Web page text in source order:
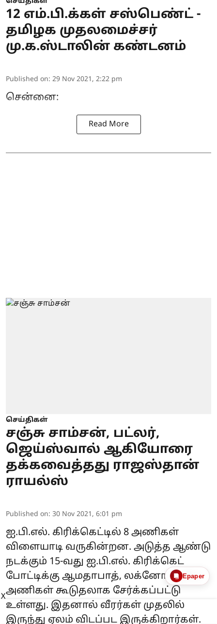
12 எம்.பி.க்கள் சஸ்பெண்ட் -
தமிழக முதலமைச்சர்
மு.க.ஸ்டாலின் கண்டனம்
Published on: 29 Nov 2021, 2:22 pm
சென்னை:
Read More
செய்திகள்
சஞ்சு சாம்சன், பட்லர்,
ஜெய்ஸ்வால் ஆகியோரை
தக்கவைத்தது ராஜஸ்தான்
ராயல்ஸ்
Published on: 30 Nov 2021, 6:01 pm
ஐ.பி.எல். கிரிக்கெட்டில் 8 அணிகள்
விளையாடி வருகின்றன. அடுத்த ஆண்டு
நடக்கும் 15-வது ஐ.பி.எல். கிரிக்கெட்
போட்டிக்கு ஆமதாபாத், லக்னோ ஆகிய
அணிகள் கூடுதலாக சேர்க்கப்பட்டு
உள்ளது. இதனால் வீரர்கள் முதலில்
இருந்து ஏலம் விடப்பட இருக்கிறார்கள்.
Epaper
X